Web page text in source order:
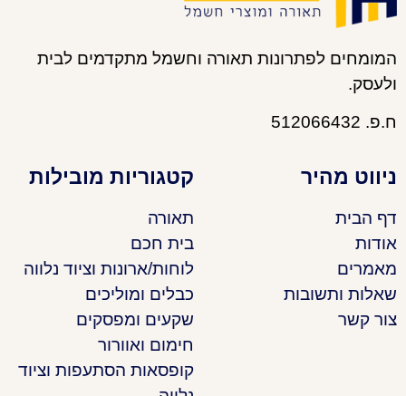
המומחים לפתרונות תאורה וחשמל מתקדמים לבית
ולעסק.
ח.פ. 512066432
ניווט מהיר
דף הבית
אודות
מאמרים
שאלות ותשובות
צור קשר
קטגוריות מובילות
תאורה
בית חכם
לוחות/ארונות וציוד נלווה
כבלים ומוליכים
שקעים ומפסקים
חימום ואוורור
קופסאות הסתעפות וציוד